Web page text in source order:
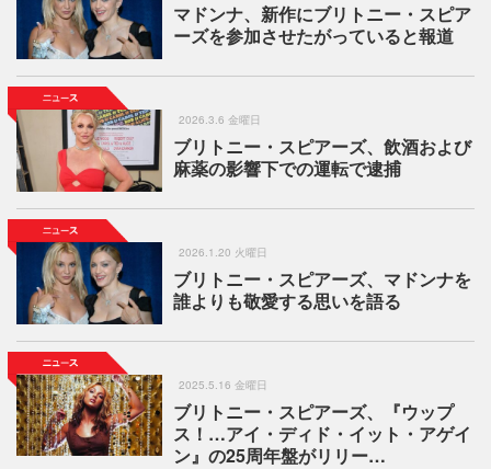
マドンナ、新作にブリトニー・スピア
ーズを参加させたがっていると報道
2026.3.6 金曜日
ブリトニー・スピアーズ、飲酒および
麻薬の影響下での運転で逮捕
2026.1.20 火曜日
ブリトニー・スピアーズ、マドンナを
誰よりも敬愛する思いを語る
2025.5.16 金曜日
ブリトニー・スピアーズ、『ウップ
ス！…アイ・ディド・イット・アゲイ
ン』の25周年盤がリリー…